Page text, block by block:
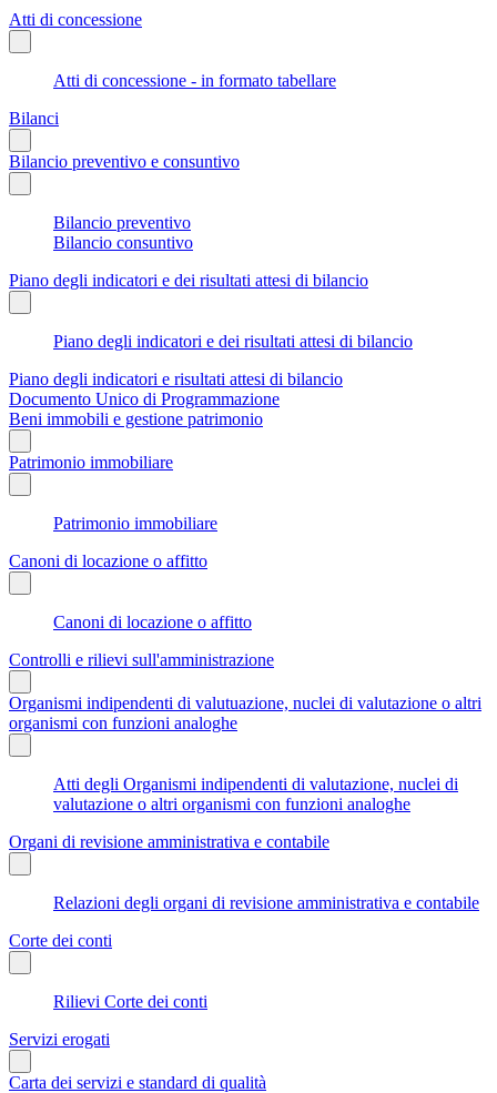
Atti di concessione
Atti di concessione - in formato tabellare
Bilanci
Bilancio preventivo e consuntivo
Bilancio preventivo
Bilancio consuntivo
Piano degli indicatori e dei risultati attesi di bilancio
Piano degli indicatori e dei risultati attesi di bilancio
Piano degli indicatori e risultati attesi di bilancio
Documento Unico di Programmazione
Beni immobili e gestione patrimonio
Patrimonio immobiliare
Patrimonio immobiliare
Canoni di locazione o affitto
Canoni di locazione o affitto
Controlli e rilievi sull'amministrazione
Organismi indipendenti di valutuazione, nuclei di valutazione o altri
organismi con funzioni analoghe
Atti degli Organismi indipendenti di valutazione, nuclei di
valutazione o altri organismi con funzioni analoghe
Organi di revisione amministrativa e contabile
Relazioni degli organi di revisione amministrativa e contabile
Corte dei conti
Rilievi Corte dei conti
Servizi erogati
Carta dei servizi e standard di qualità